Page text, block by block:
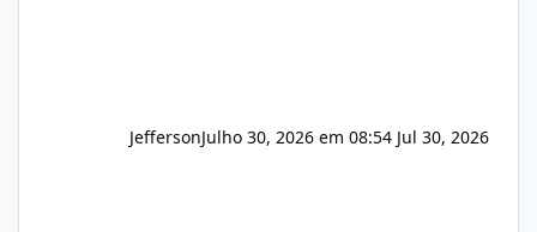
JeffersonJulho 30, 2026 em 08:54 Jul 30, 2026